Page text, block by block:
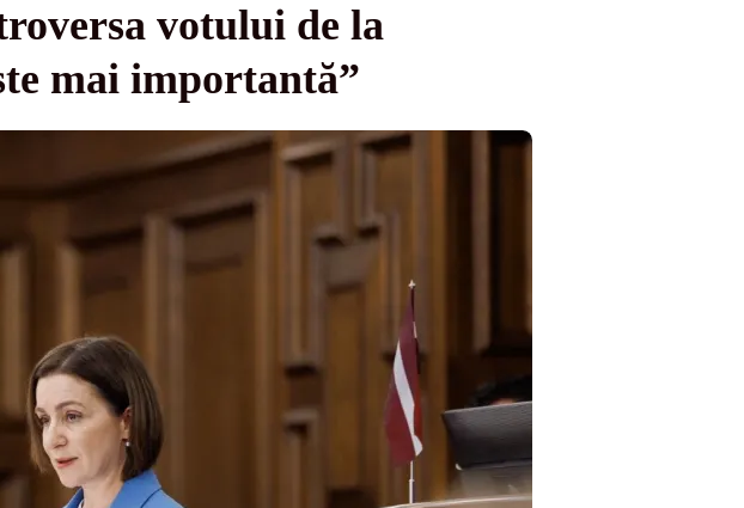
votului de la
mai importantă”